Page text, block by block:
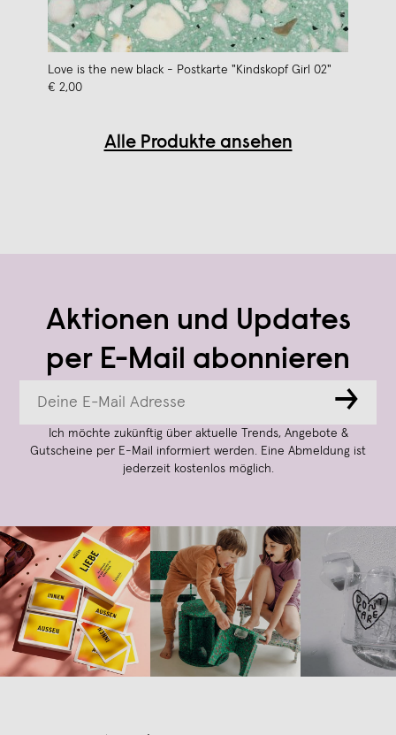
Love is the new black - Postkarte "Kindskopf Girl 02"
€ 2,00
Alle Produkte ansehen
Aktionen und Updates
per E-Mail abonnieren
→
Ich möchte zukünftig über aktuelle Trends, Angebote &
Gutscheine per E-Mail informiert werden. Eine Abmeldung ist
jederzeit kostenlos möglich.